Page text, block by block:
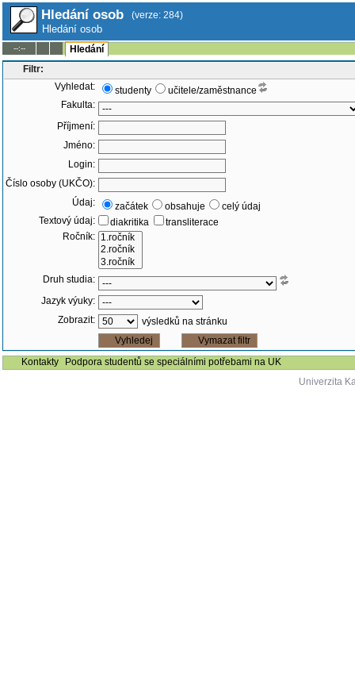
Hledání osob (verze: 284)
Hledání osob
--:--
Hledání
Filtr:
Vyhledat:
studenty
učitele/zaměstnance
Fakulta:
Příjmení:
Jméno:
Login:
Číslo osoby (UKČO):
Údaj:
začátek obsahuje
celý údaj
Textový údaj:
diakritika
transliterace
Ročník:
Druh studia:
Jazyk výuky:
Zobrazit:
výsledků na stránku
Kontakty
Podpora studentů se speciálními potřebami na UK
Univerzita